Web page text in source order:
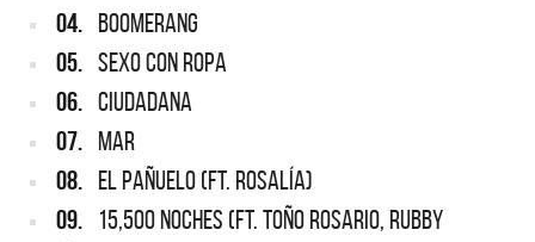
04. BOOMERANG
05. SEXO CON ROPA
06. CIUDADANA
07. MAR
08. EL PAÑUELO (FT. ROSALÍA)
09. 15,500 NOCHES (FT. TOÑO ROSARIO, RUBBY